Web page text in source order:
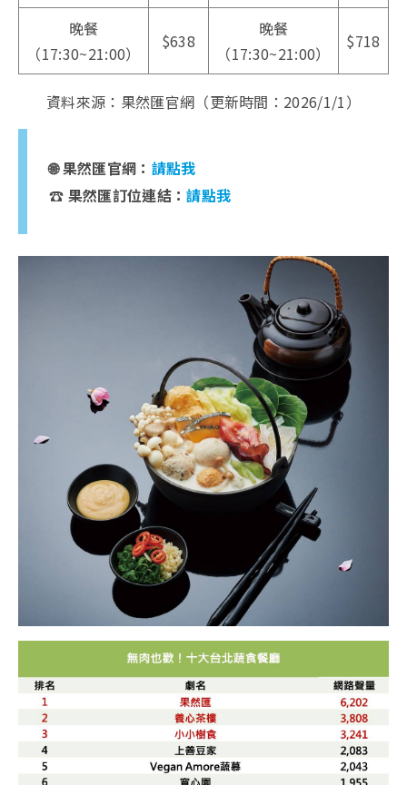
晚餐
（17:30~21:00）
$638
晚餐
（17:30~21:00）
$718
資料來源：果然匯官網（更新時間：2026/1/1）
🌐 果然匯官網： 請點我
☎️ 果然匯訂位連結：請點我